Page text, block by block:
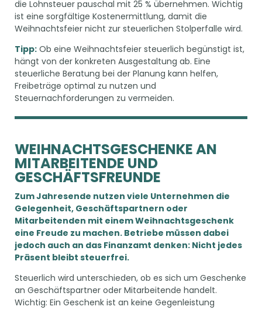
die Lohnsteuer pauschal mit 25 % übernehmen. Wichtig
ist eine sorgfältige Kostenermittlung, damit die
Weihnachtsfeier nicht zur steuerlichen Stolperfalle wird.
Tipp: Ob eine Weihnachtsfeier steuerlich begünstigt ist,
hängt von der konkreten Ausgestaltung ab. Eine
steuerliche Beratung bei der Planung kann helfen,
Freibeträge optimal zu nutzen und
Steuernachforderungen zu vermeiden.
WEIHNACHTSGESCHENKE AN
MITARBEITENDE UND
GESCHÄFTSFREUNDE
Zum Jahresende nutzen viele Unternehmen die
Gelegenheit, Geschäftspartnern oder
Mitarbeitenden mit einem Weihnachtsgeschenk
eine Freude zu machen. Betriebe müssen dabei
jedoch auch an das Finanzamt denken: Nicht jedes
Präsent bleibt steuerfrei.
Steuerlich wird unterschieden, ob es sich um Geschenke
an Geschäftspartner oder Mitarbeitende handelt.
Wichtig: Ein Geschenk ist an keine Gegenleistung